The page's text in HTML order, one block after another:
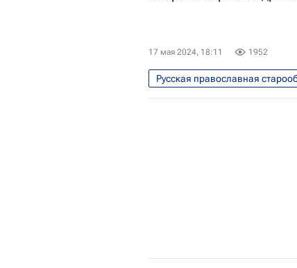
17 мая 2024, 18:11 1952
Русская православная
Сергей Андрияка